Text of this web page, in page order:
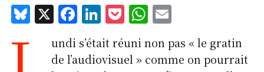
Bl X F
a
c
Li
n
k
P
c
W
at ai
undi s’était réuni non pas « le gratin
de l’audiovisuel » comme on pourrait